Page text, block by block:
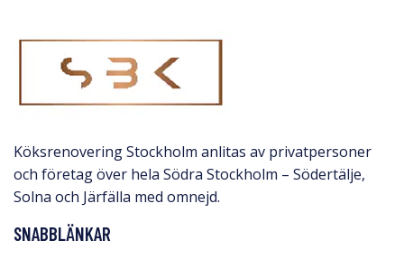
Köksrenovering Stockholm anlitas av privatpersoner
och företag över hela Södra Stockholm – Södertälje,
Solna och Järfälla med omnejd.​
SNABBLÄNKAR